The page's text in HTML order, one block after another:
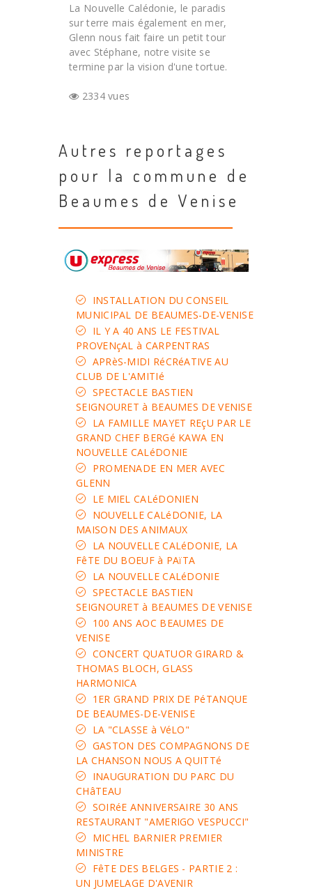
La Nouvelle Calédonie, le paradis
sur terre mais également en mer,
Glenn nous fait faire un petit tour
avec Stéphane, notre visite se
termine par la vision d'une tortue.
2334 vues
Autres reportages
pour la commune de
Beaumes de Venise
INSTALLATION DU CONSEIL
MUNICIPAL DE BEAUMES-DE-VENISE
IL Y A 40 ANS LE FESTIVAL
PROVENçAL à CARPENTRAS
APRèS-MIDI RéCRéATIVE AU
CLUB DE L'AMITIé
SPECTACLE BASTIEN
SEIGNOURET à BEAUMES DE VENISE
LA FAMILLE MAYET REçU PAR LE
GRAND CHEF BERGé KAWA EN
NOUVELLE CALéDONIE
PROMENADE EN MER AVEC
GLENN
LE MIEL CALéDONIEN
NOUVELLE CALéDONIE, LA
MAISON DES ANIMAUX
LA NOUVELLE CALéDONIE, LA
FêTE DU BOEUF à PAïTA
LA NOUVELLE CALéDONIE
SPECTACLE BASTIEN
SEIGNOURET à BEAUMES DE VENISE
100 ANS AOC BEAUMES DE
VENISE
CONCERT QUATUOR GIRARD &
THOMAS BLOCH, GLASS
HARMONICA
1ER GRAND PRIX DE PéTANQUE
DE BEAUMES-DE-VENISE
LA "CLASSE à VéLO"
GASTON DES COMPAGNONS DE
LA CHANSON NOUS A QUITTé
INAUGURATION DU PARC DU
CHâTEAU
SOIRéE ANNIVERSAIRE 30 ANS
RESTAURANT "AMERIGO VESPUCCI"
MICHEL BARNIER PREMIER
MINISTRE
FêTE DES BELGES - PARTIE 2 :
UN JUMELAGE D'AVENIR